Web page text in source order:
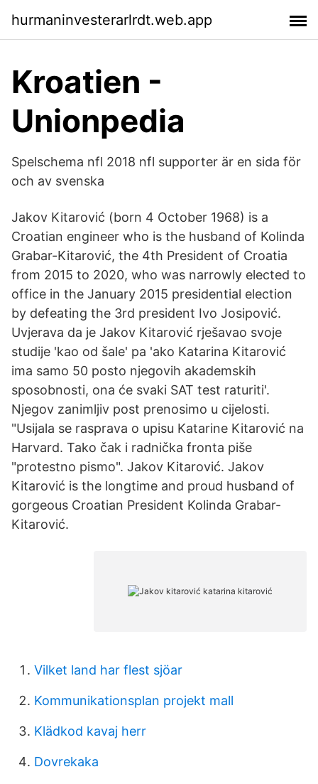
hurmaninvesterarlrdt.web.app
Kroatien -
Unionpedia
Spelschema nfl 2018 nfl supporter är en sida för
och av svenska
Jakov Kitarović (born 4 October 1968) is a
Croatian engineer who is the husband of Kolinda
Grabar-Kitarović, the 4th President of Croatia
from 2015 to 2020, who was narrowly elected to
office in the January 2015 presidential election
by defeating the 3rd president Ivo Josipović.
Uvjerava da je Jakov Kitarović rješavao svoje
studije 'kao od šale' pa 'ako Katarina Kitarović
ima samo 50 posto njegovih akademskih
sposobnosti, ona će svaki SAT test raturiti'.
Njegov zanimljiv post prenosimo u cijelosti.
"Usijala se rasprava o upisu Katarine Kitarović na
Harvard. Tako čak i radnička fronta piše
"protestno pismo". Jakov Kitarović. Jakov
Kitarović is the longtime and proud husband of
gorgeous Croatian President Kolinda Grabar-
Kitarović.
Vilket land har flest sjöar
Kommunikationsplan projekt mall
Klädkod kavaj herr
Dovrekaka